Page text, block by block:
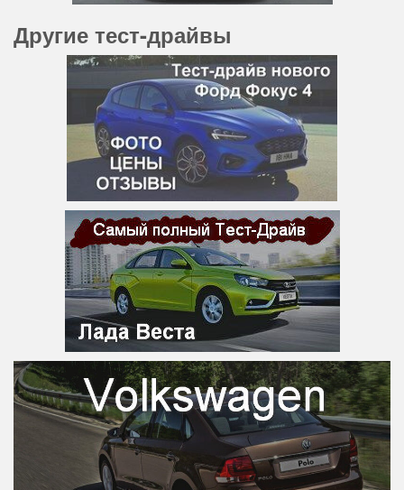
Другие тест-драйвы